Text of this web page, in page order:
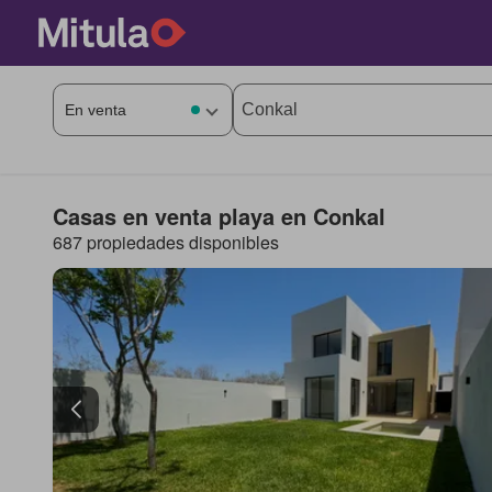
Casas en venta playa en Conkal
687 propiedades disponibles